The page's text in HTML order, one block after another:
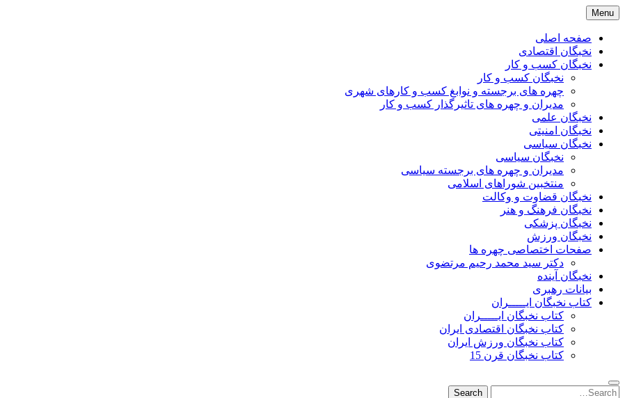
Skip
to
content
Menu
صفحه اصلی
نخبگان اقتصادی
نخبگان کسب و کار
نخبگان کسب و کار
چهره های برجسته و نوابغ کسب و کارهای شهری
مدیران و چهره های تاثیرگذار کسب و کار
نخبگان علمی
نخبگان امنیتی
نخبگان سیاسی
نخبگان سیاسی
مدیران و چهره های برجسته سیاسی
منتخبین شوراهای اسلامی
نخبگان قضاوت و وکالت
نخبگان فرهنگ و هنر
نخبگان پزشکی
نخبگان ورزش
صفحات اختصاصی چهره ها
دکتر سید محمد رحیم مرتضوی
نخبگان آینده
بیانات رهبری
کتاب نخبگان ایـــــران
کتاب نخبگان ایـــــران
کتاب نخبگان اقتصادی ایران
کتاب نخبگان ورزش ایران
کتاب نخبگان قرن 15
Search
Search